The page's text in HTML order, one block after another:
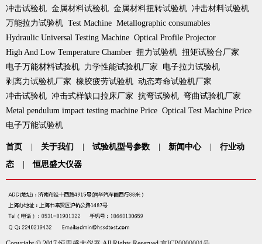
冲击试验机 金属材料试验机 金属材料扭转试验机 冲击材料试验机
万能拉力试验机 Test Machine Metallographic consumables
Hydraulic Universal Testing Machine Optical Profile Projector
High And Low Temperature Chamber 扭力试验机 扭矩试验台厂家
电子万能材料试验机 力学性能试验机厂家
电子拉力试验机
剥离力试验机厂家 橡胶疲劳试验机 动态寿命试验机厂家
冲击试验机 冲击式样缺口拉床厂家 抗弯试验机 弯曲试验机厂家
Metal pendulum impact testing machine Price Optical Test Machine Price
电子万能试验机
首页 关于我们 试验机型号参数 新闻中心
行业动
态
恒思盛大仪器